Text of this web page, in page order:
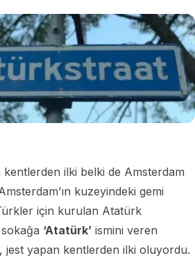
ilki belki de Amsterdam
kuzeyindeki gemi
için kurulan Atatürk
sokağa ‘Atatürk’ ismini veren
jest yapan kentlerden ilki oluyordu.